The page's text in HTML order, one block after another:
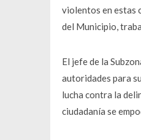
violentos en estas
del Municipio,
El jefe de la
autoridades para
lucha contra la
ciudadanía se